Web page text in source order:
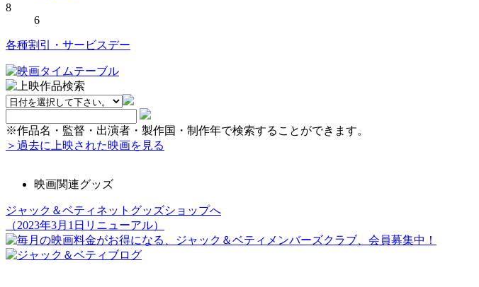
8
6
各種割引・サービスデー
※作品名・監督・出演者・製作国・制作年で検索することができます。
＞過去に上映された映画を見る
映画関連グッズ
ジャック＆ベティネットグッズショップへ
（2023年3月1日リニューアル）